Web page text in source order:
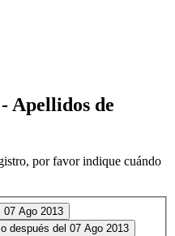
Apellidos de
por favor indique cuándo